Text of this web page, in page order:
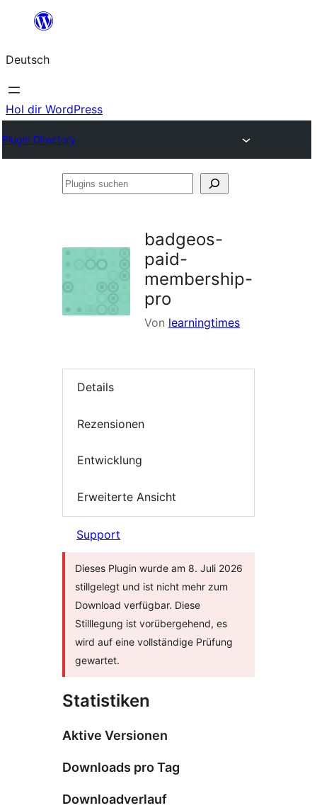
springen
Deutsch
Hol dir WordPress
Plugin Directory
Plugins
badgeos-
paid-
membership-
pro
Von learningtimes
Details
Rezensionen
Entwicklung
Erweiterte Ansicht
Support
Dieses Plugin wurde am 8. Juli 2026
stillgelegt und ist nicht mehr zum
Download verfügbar. Diese
Stilllegung ist vorübergehend, es
wird auf eine vollständige Prüfung
gewartet.
Statistiken
Aktive Versionen
Downloads pro Tag
Downloadverlauf